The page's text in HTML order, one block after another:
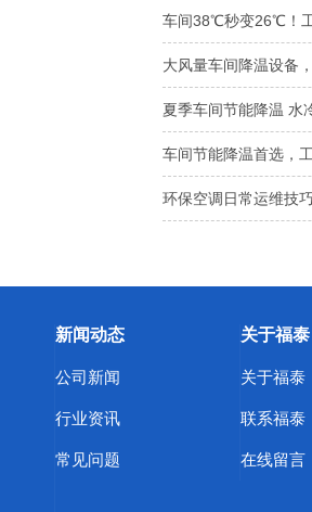
车间38℃秒变26℃！
大风量车间降温设备
夏季车间节能降温
车间节能降温首选，
环保空调日常运维技
新闻动态
公司新闻
行业资讯
常见问题
关于福泰
关于福泰
联系福泰
在线留言